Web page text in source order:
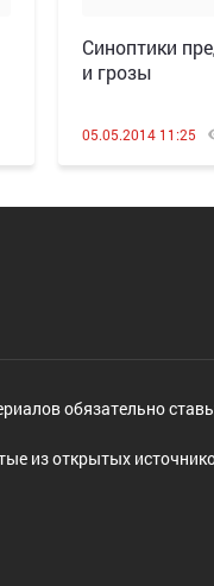
Синоптики
и грозы
05.05.2014 11:25
обязательно
из открытых